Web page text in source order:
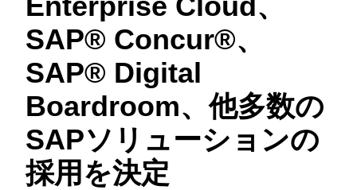
España (Español)
Norway (English)
製品情報
導入事例
サステナビリティ
SAP® Concur®、
SAP® Digital
Boardroom、他多数の
SAPソリューションの
採用を決定